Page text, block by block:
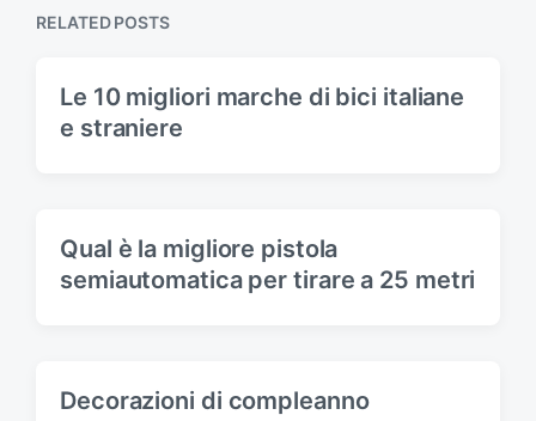
o
:
s
RELATED POSTS
Le 10 migliori marche di bici italiane
e straniere
Qual è la migliore pistola
semiautomatica per tirare a 25 metri
Decorazioni di compleanno